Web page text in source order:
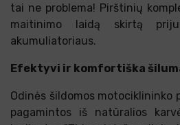
tai ne problema! Pirštinių
maitinimo laidą skirtą
akumuliatoriaus.
Efektyvi ir komfortiška
Odinės šildomos motociklininko
pagamintos iš natūralios